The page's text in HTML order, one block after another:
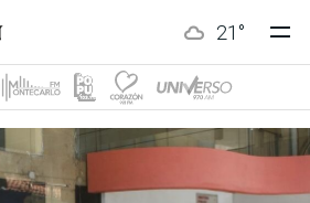
21 °